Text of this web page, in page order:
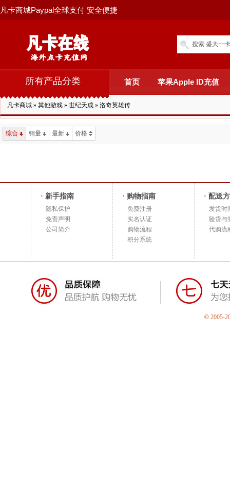
凡卡商城Paypal全球支付 安全便捷
搜索 盛大一
所有产品分类 首页 苹果Apple ID充值
凡卡商城 » 其他游戏 » 世纪天成 » 洛奇英雄传
综合 销量 最新 价格
· 新手指南
隐私保护
免责声明
公司简介
· 购物指南
免费注册
实名认证
购物流程
积分系统
· 配送
发货时
验货与
代购流
© 2005-